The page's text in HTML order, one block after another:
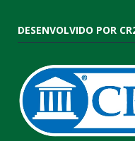
DESENVOLVIDO POR